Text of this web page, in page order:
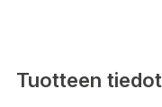
Tuotteen tiedot